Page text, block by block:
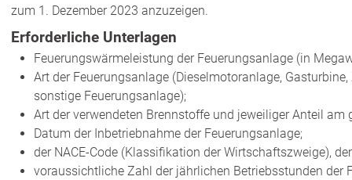
zum 1. Dezember 2023 anzuzeigen.
Erforderliche Unterlagen
Feuerungswärmeleistung der Feuerungsanlage (in
Art der Feuerungsanlage (Dieselmotoranlage,
sonstige Feuerungsanlage);
Art der verwendeten Brennstoffe und jeweiliger Anteil am
Datum der Inbetriebnahme der Feuerungsanlage;
der NACE-Code (Klassifikation der Wirtschaftszweige),
voraussichtliche Zahl der jährlichen Betriebsstunden